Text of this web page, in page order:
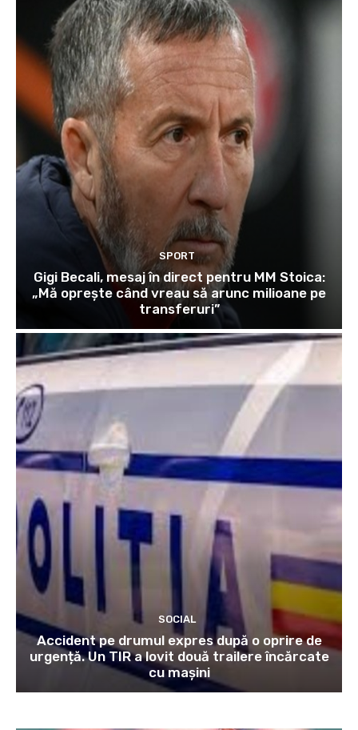
SPORT
Gigi Becali, mesaj în direct pentru MM Stoica:
„Mă oprește când vreau să arunc milioane pe
transferuri”
SOCIAL
Accident pe drumul expres după o oprire de
urgență. Un TIR a lovit două trailere încărcate
cu mașini